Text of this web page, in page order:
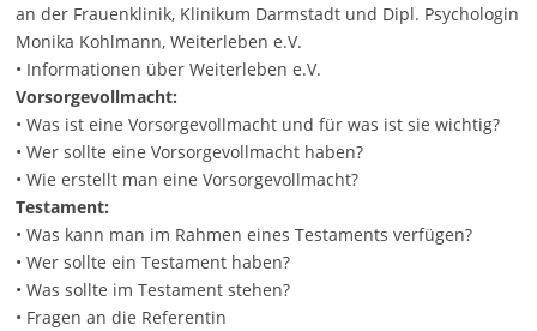
an der Frauenklinik, Klinikum Darmstadt und Dipl. Psychologin
Monika Kohlmann, Weiterleben e.V.
• Informationen über Weiterleben e.V.
Vorsorgevollmacht:
• Was ist eine Vorsorgevollmacht und für was ist sie wichtig?
• Wer sollte eine Vorsorgevollmacht haben?
• Wie erstellt man eine Vorsorgevollmacht?
Testament:
• Was kann man im Rahmen eines Testaments verfügen?
• Wer sollte ein Testament haben?
• Was sollte im Testament stehen?
• Fragen an die Referentin